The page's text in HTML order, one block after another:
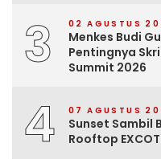
3 02 AGUSTUS
Menkes Budi
Pentingnya
Summit 2026
4 07 AGUSTUS
Sunset Sambil
Rooftop